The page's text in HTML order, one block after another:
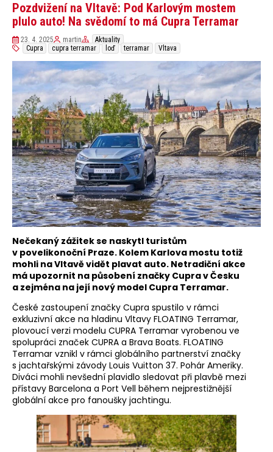
Pozdvižení na Vltavě: Pod Karlovým mostem
plulo auto! Na svědomí to má Cupra Terramar
23. 4. 2025 martin
Aktuality
Cupra
cupra terramar loď terramar Vltava
Nečekaný zážitek se naskytl turistům
v povelikonoční Praze. Kolem Karlova mostu totiž
mohli na Vltavě vidět plavat auto. Netradiční akce
má upozornit na působení značky Cupra v Česku
a zejména na její nový model Cupra Terramar.
České zastoupení značky Cupra spustilo v rámci
exkluzivní akce na hladinu Vltavy FLOATING Terramar,
plovoucí verzi modelu CUPRA Terramar vyrobenou ve
spolupráci značek CUPRA a Brava Boats. FLOATING
Terramar vznikl v rámci globálního partnerství značky
s jachtařskými závody Louis Vuitton 37. Pohár Ameriky.
Diváci mohli nevšední plavidlo sledovat při plavbě mezi
přístavy Barcelona a Port Vell během nejprestižnější
globální akce pro fanoušky jachtingu.